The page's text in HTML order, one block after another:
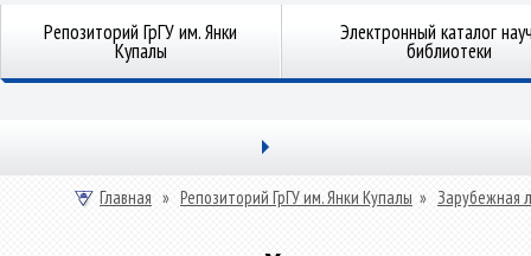
Репозиторий ГрГУ им. Янки
Купалы
Электронный каталог
библиотеки
Главная » Репозиторий ГрГУ им. Янки Купалы » Зарубежная